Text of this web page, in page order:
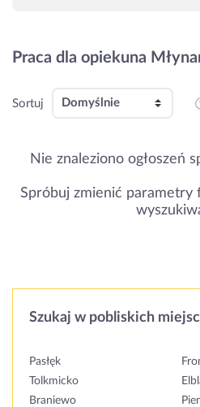
Praca dla opiekuna
Sortuj
Nie znaleziono ogłoszeń
Spróbuj zmienić parametry
Szukaj w pobliskich
Pasłęk
Tolkmicko
Braniewo